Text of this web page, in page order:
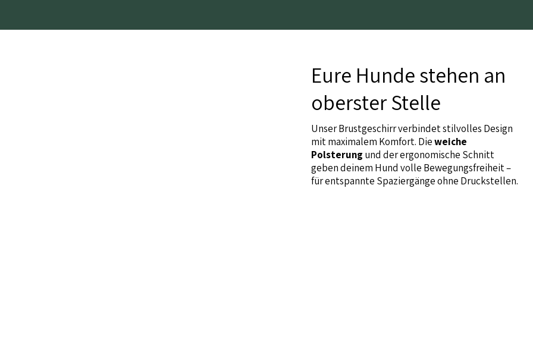
Eure Hunde stehen an
oberster Stelle
Unser Brustgeschirr verbindet stilvolles Design
mit maximalem Komfort. Dieweiche
Polsterung und der ergonomische Schnitt
geben deinem Hund volle Bewegungsfreiheit –
für entspannte Spaziergänge ohne Druckstellen.